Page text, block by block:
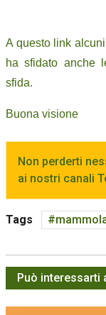
A questo link
ha sfidato anche
sfida.
Buona visione
Non perderti
ai nostri canali
Tags
Può interessarti